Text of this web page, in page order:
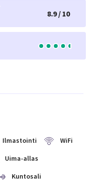
8.9 / 10
Ilmastointi WiFi
Uima-allas
Kuntosali